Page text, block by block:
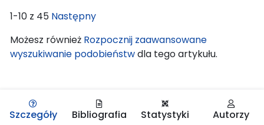
1-10 z 45 Następny
Możesz również Rozpocznij zaawansowane
wyszukiwanie podobieństwdla tego artykułu.
Szczegóły Bibliografia Statystyki Autorzy